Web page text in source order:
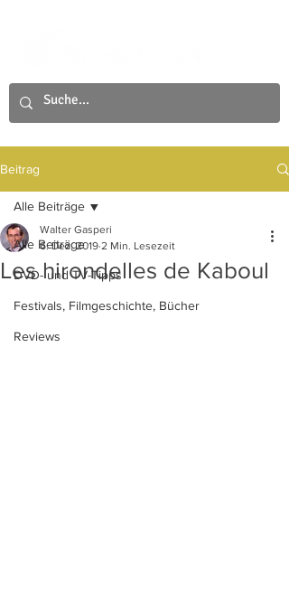
Beitrag
Alle Beiträge
DVD- und TV-Tipps
Festivals, Filmgeschichte, Bücher
Reviews
Alle Beiträge
Les hirondelles de Kaboul
Walter Gasperi
6. Dez. 2019 2 Min. Lesezeit